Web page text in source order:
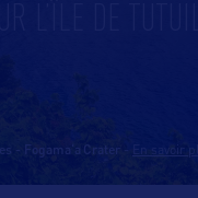
- Fogamaʻa Crater